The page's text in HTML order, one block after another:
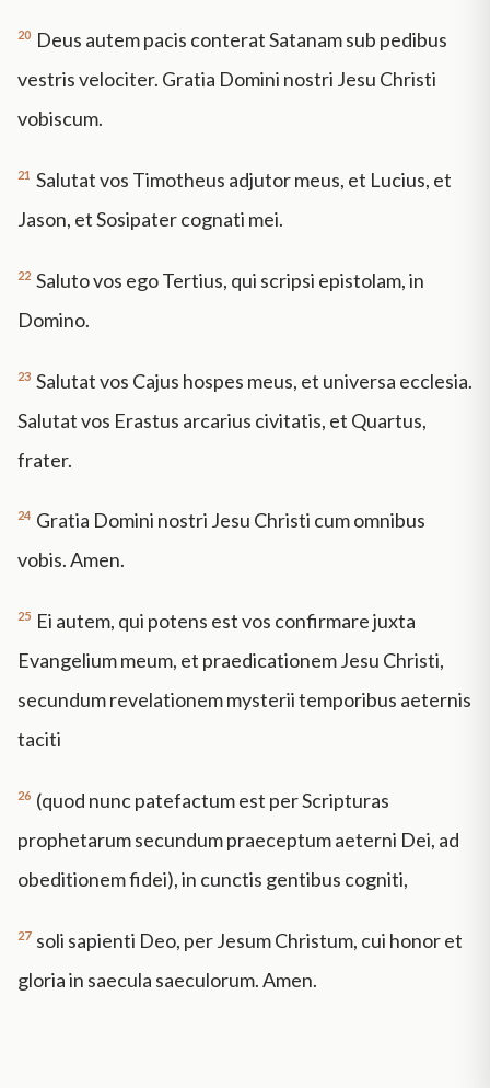
20 Deus autem pacis conterat Satanam sub pedibus
vestris velociter. Gratia Domini nostri Jesu Christi
vobiscum.
21 Salutat vos Timotheus adjutor meus, et Lucius, et
Jason, et Sosipater cognati mei.
22 Saluto vos ego Tertius, qui scripsi epistolam, in
Domino.
23 Salutat vos Cajus hospes meus, et universa ecclesia.
Salutat vos Erastus arcarius civitatis, et Quartus,
frater.
24 Gratia Domini nostri Jesu Christi cum omnibus
vobis. Amen.
25 Ei autem, qui potens est vos confirmare juxta
Evangelium meum, et praedicationem Jesu Christi,
secundum revelationem mysterii temporibus aeternis
taciti
26 (quod nunc patefactum est per Scripturas
prophetarum secundum praeceptum aeterni Dei, ad
obeditionem fidei), in cunctis gentibus cogniti,
27 soli sapienti Deo, per Jesum Christum, cui honor et
gloria in saecula saeculorum. Amen.